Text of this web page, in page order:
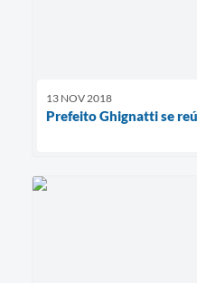
13 NOV 2018
Prefeito Ghignatti se